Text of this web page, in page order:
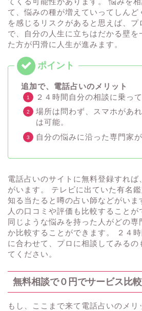
て、悩みの種が増えていってしんど
を感じるリスクがあると思えば、プ
で、自分の人生に立ちはだかる壁を
た方が円滑に人生が進みます。
追加で、電話占いのメリット
２４時間自分の相談に乗って
場所は問わず、スマホがあ
は可能。
自分の悩みに沿った専門家が
電話占いのサイトに無料登録すれば
がいます。 テレビに出ていた有名
知る当たると噂の占い師などがいま
人の口コミや評価も比較することが
同じような悩みを持った人がどの専
か比較することができます。 ２４
に合わせて、プロに相談してみるの
てください。
無料相談で０円でサービス比
もし、ここまで来て電話占いのメリ